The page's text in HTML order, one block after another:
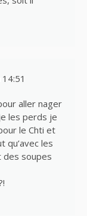
aller nager
les perds je
le Chti et
qu’avec les
des soupes